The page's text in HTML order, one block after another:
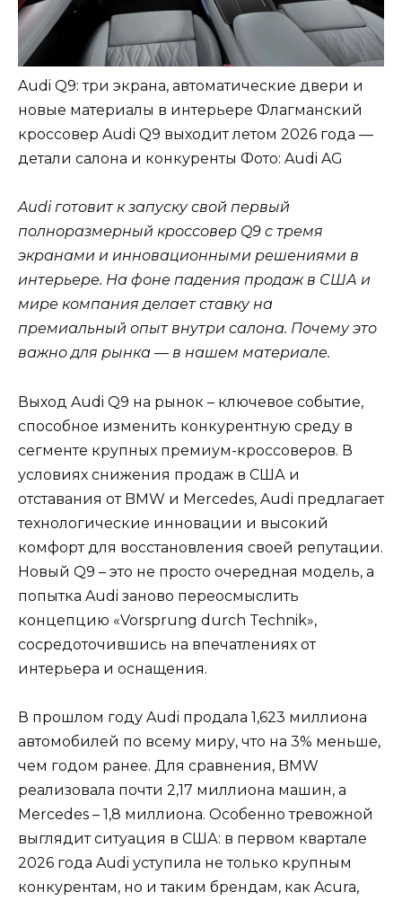
Audi Q9: три экрана, автоматические двери и
новые материалы в интерьере Флагманский
кроссовер Audi Q9 выходит летом 2026 года —
детали салона и конкуренты Фото: Audi AG
Audi готовит к запуску свой первый
полноразмерный кроссовер Q9 с тремя
экранами и инновационными решениями в
интерьере. На фоне падения продаж в США и
мире компания делает ставку на
премиальный опыт внутри салона. Почему это
важно для рынка — в нашем материале.
Выход Audi Q9 на рынок – ключевое событие,
способное изменить конкурентную среду в
сегменте крупных премиум-кроссоверов. В
условиях снижения продаж в США и
отставания от BMW и Mercedes, Audi предлагает
технологические инновации и высокий
комфорт для восстановления своей репутации.
Новый Q9 – это не просто очередная модель, а
попытка Audi заново переосмыслить
концепцию «Vorsprung durch Technik»,
сосредоточившись на впечатлениях от
интерьера и оснащения.
В прошлом году Audi продала 1,623 миллиона
автомобилей по всему миру, что на 3% меньше,
чем годом ранее. Для сравнения, BMW
реализовала почти 2,17 миллиона машин, а
Mercedes – 1,8 миллиона. Особенно тревожной
выглядит ситуация в США: в первом квартале
2026 года Audi уступила не только крупным
конкурентам, но и таким брендам, как Acura,